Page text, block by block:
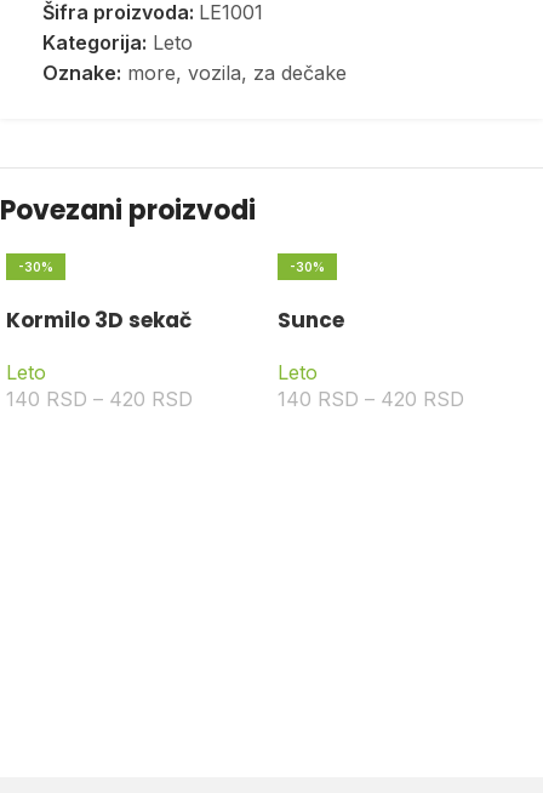
Šifra proizvoda: LE1001
Kategorija: Leto
Oznake: more, vozila, za dečake
Povezani proizvodi
-30%
Kormilo 3D sekač
Leto
140 RSD – 420 RSD
-30%
Sunce
Leto
140 RSD – 420 RSD